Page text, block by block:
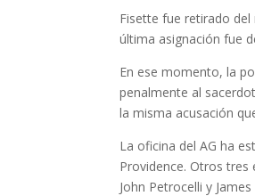
Fisette fue retirado
última asignación fue
En ese momento, la
penalmente al
la misma acusación
La oficina del AG ha
Providence. Otros
John Petrocelli y